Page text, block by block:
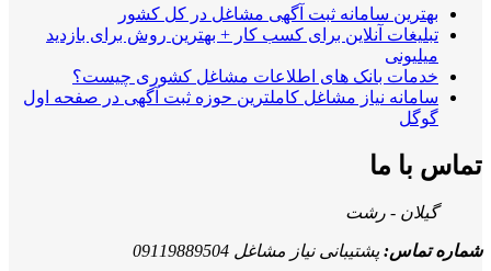
بهترین سامانه ثبت آگهی مشاغل در کل کشور
تبلیغات آنلاین برای کسب کار + بهترین روش برای بازدید
میلیونی
خدمات بانک های اطلاعات مشاغل کشوری چیست؟
سامانه نیاز مشاغل کاملترین حوزه ثبت آگهی در صفحه اول
گوگل
تماس با ما
گیلان - رشت
شماره تماس:پشتیبانی نیاز مشاغل 09119889504